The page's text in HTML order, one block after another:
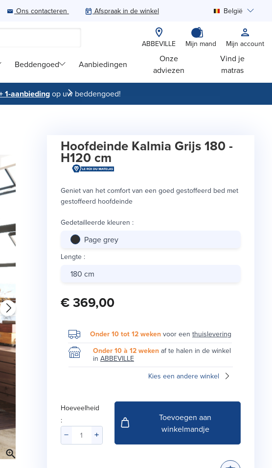
Ons contacteren Afspraak in de winkel België
ABBEVILLE Mijn mand Mijn account
Beddengoed Aanbiedingen
Onze
adviezen
Vind je
matras
1-aanbiedingop uw beddengoed!
Hoofdeinde Kalmia Grijs 180 -
H120 cm
Geniet van het comfort van een goed gestoffeerd bed met
gestoffeerd hoofdeinde
Gedetailleerde kleuren :
Page grey
Lengte :
180 cm
€ 369,00
Onder 10 tot 12 weken voor een thuislevering
Onder 10 à 12 weken af te halen in de winkel
in ABBEVILLE
Kies een andere winkel
Hoeveelheid
:
Toevoegen aan
winkelmandje